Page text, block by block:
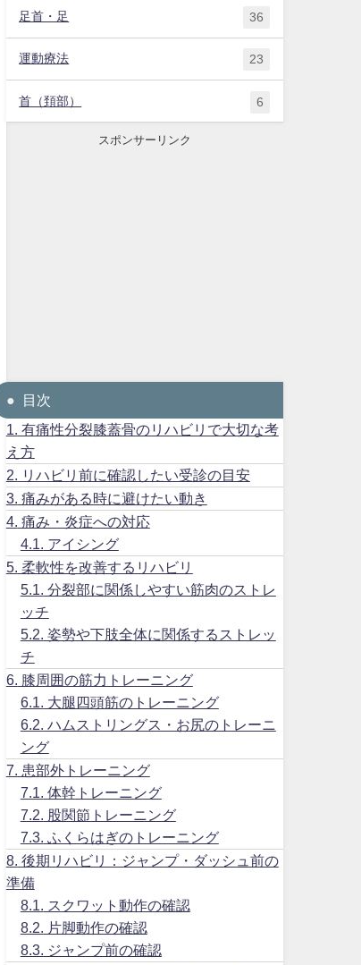
足首・足 36
運動療法 23
首（頚部） 6
スポンサーリンク
目次
1.
有痛性分裂膝蓋骨のリハビリで大切な考
え方
2.
リハビリ前に確認したい受診の目安
3. 痛みがある時に避けたい動き
4. 痛み・炎症への対応
4.1.
アイシング
5. 柔軟性を改善するリハビリ
5.1.
分裂部に関係しやすい筋肉のストレ
ッチ
5.2. 姿勢や下肢全体に関係するストレッ
チ
6.
膝周囲の筋力トレーニング
6.1.
大腿四頭筋のトレーニング
6.2.
ハムストリングス・お尻のトレーニ
ング
7.
患部外トレーニング
7.1.
体幹トレーニング
7.2.
股関節トレーニング
7.3.
ふくらはぎのトレーニング
8. 後期リハビリ：ジャンプ・ダッシュ前の
準備
8.1.
スクワット動作の確認
8.2.
片脚動作の確認
8.3.
ジャンプ前の確認